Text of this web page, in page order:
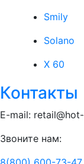
Smily
Solano
X 60
Контакты
E-mail:
Звоните нам: